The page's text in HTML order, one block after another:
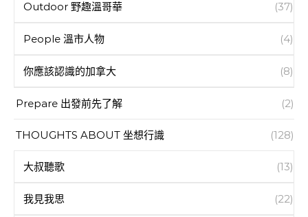
Outdoor 野趣溫哥華 (37)
People 溫市人物 (4)
你應該認識的加拿大 (8)
Prepare 出發前先了解 (2)
THOUGHTS ABOUT 坐想行識 (128)
大叔聽歌 (13)
我見我思 (22)